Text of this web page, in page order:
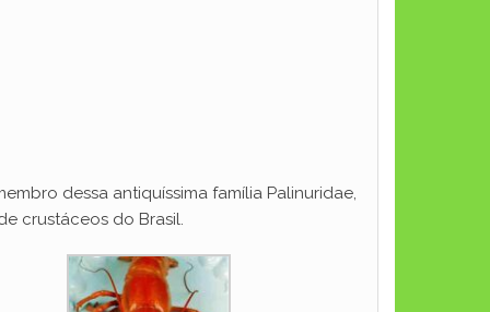
dessa antiquíssima família Palinuridae,
crustáceos do Brasil.